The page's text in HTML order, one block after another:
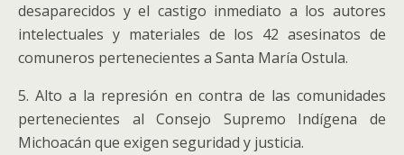
desaparecidos y el castigo inmediato a los autores
intelectuales y materiales de los 42 asesinatos de
comuneros pertenecientes a Santa María Ostula.
5. Alto a la represión en contra de las comunidades
pertenecientes al Consejo Supremo Indígena de
Michoacán que exigen seguridad y justicia.